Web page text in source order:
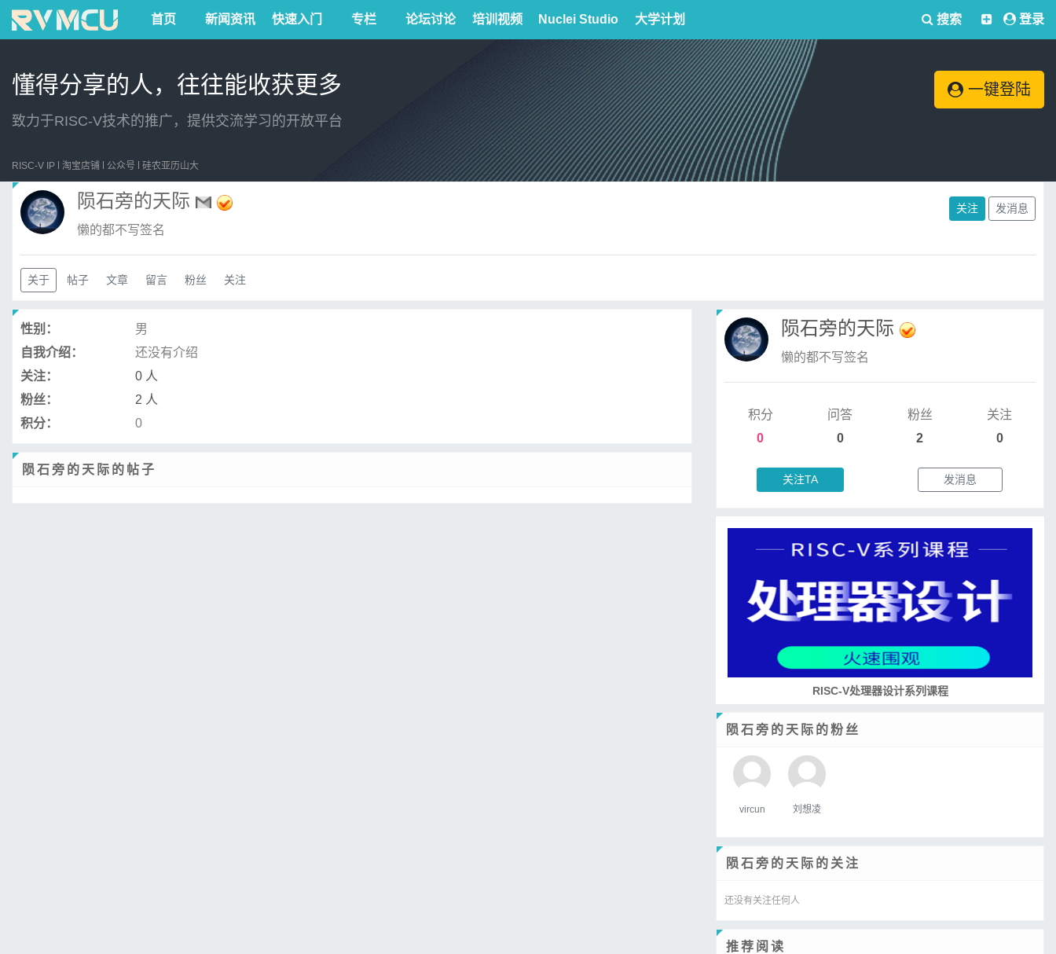
首页 新闻资讯 快速入门 专栏 论坛讨论 培训视频 Nuclei Studio 大学计划 搜索 登录
懂得分享的人，往往能收获更多
致力于RISC-V技术的推广，提供交流学习的开放平台
一键登陆
RISC-V IP 淘宝店铺 公众号 硅农亚历山大
陨石旁的天际
懒的都不写签名
关注 发消息
关于 帖子 文章 留言 粉丝 关注
性别：
男
自我介绍：
还没有介绍
关注：
0 人
粉丝：
2 人
积分：
0
陨石旁的天际的帖子
陨石旁的天际
懒的都不写签名
积分
0
问答
0
粉丝
2
关注
0
关注TA 发消息
培养RISC-V大学土壤 共建RISC-V教育生态
陨石旁的天际的粉丝
vircun 刘想凌
陨石旁的天际的关注
还没有关注任何人
推荐阅读